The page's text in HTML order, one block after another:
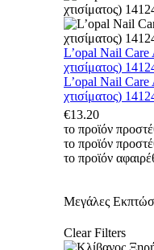
L’opal Nail Care
χτισίματος)
L’opal Nail Care
χτισίματος)
€13.20
το προϊόν
το προϊόν
το προϊόν
Μεγάλες
Clear Filters